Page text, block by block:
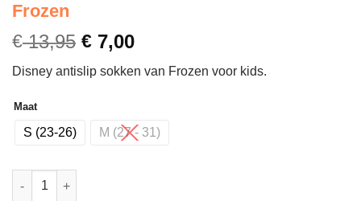
Frozen
€13,95 € 7,00
Disney antislip sokken van Frozen voor kids.
Maat
S (23-26) M (27 - 31)
Disney Antislip Sokken Savvy Kids - Frozen aantal